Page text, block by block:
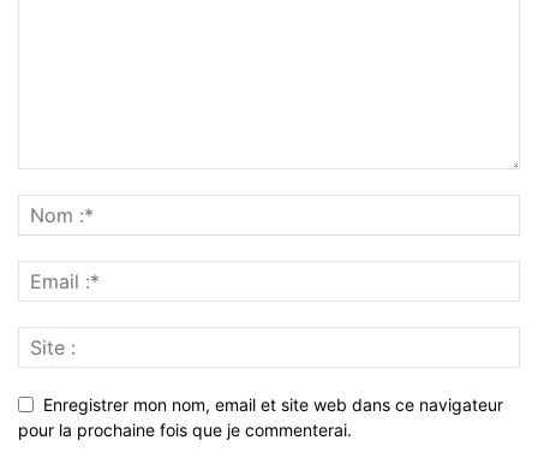
Enregistrer mon nom, email et site web dans ce navigateur
pour la prochaine fois que je commenterai.